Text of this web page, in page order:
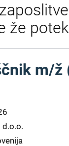
že
m⁠/⁠ž